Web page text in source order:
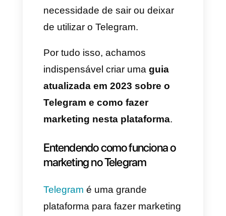
Também você poderá
configurar canais e mensagens
de difusão para contactar uma
grande quantidade de pessoas
de forma rápida. Outra grande
capacidade do
ele é de código aberto e por
isso as empresas decidem
migrar a essa plataforma, já que
se lhes faz muito fácil